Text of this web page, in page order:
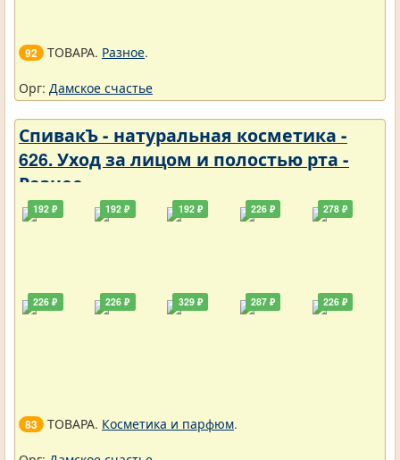
92 ТОВАРА. Разное.
Орг: Дамское счастье
СпивакЪ - натуральная косметика -
626. Уход за лицом и полостью рта -
Разное
192 ₽
226 ₽
192 ₽
226 ₽
192 ₽
329 ₽
226 ₽
287 ₽
278 ₽
226 ₽
83 ТОВАРА. Косметика и парфюм.